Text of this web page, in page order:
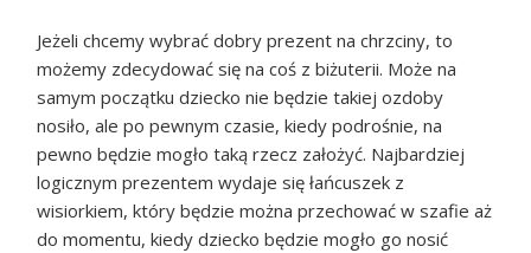
Jeżeli chcemy wybrać dobry prezent na chrzciny, to
możemy zdecydować się na coś z biżuterii. Może na
samym początku dziecko nie będzie takiej ozdoby
nosiło, ale po pewnym czasie, kiedy podrośnie, na
pewno będzie mogło taką rzecz założyć. Najbardziej
logicznym prezentem wydaje się łańcuszek z
wisiorkiem, który będzie można przechować w szafie aż
do momentu, kiedy dziecko będzie mogło go nosić